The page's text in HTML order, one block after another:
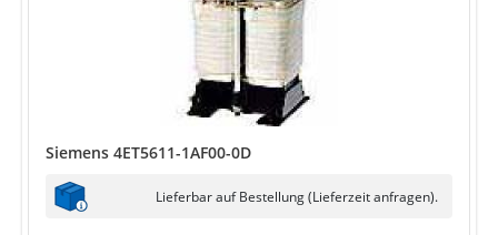
Siemens 4ET5611-1AF00-0D
Lieferbar auf Bestellung (Lieferzeit anfragen).